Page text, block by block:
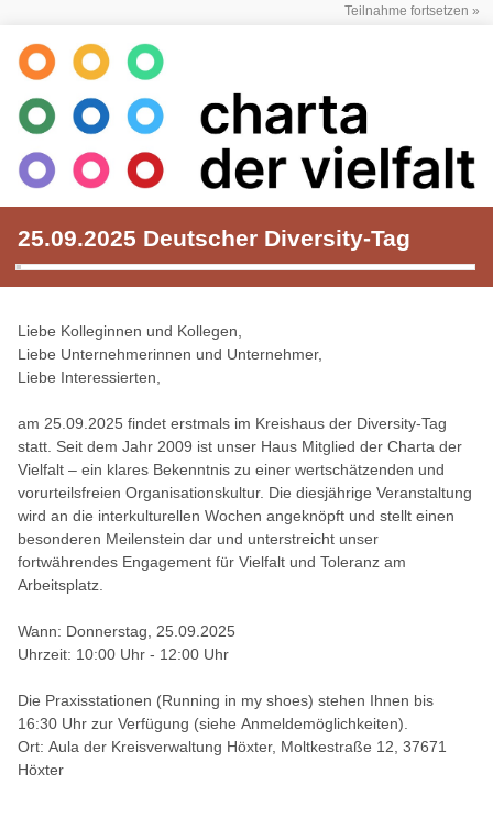
Teilnahme fortsetzen »
25.09.2025 Deutscher Diversity-Tag
Liebe Kolleginnen und Kollegen,
Liebe Unternehmerinnen und Unternehmer,
Liebe Interessierten,
am 25.09.2025 findet erstmals im Kreishaus der Diversity-Tag
statt. Seit dem Jahr 2009 ist unser Haus Mitglied der Charta der
Vielfalt – ein klares Bekenntnis zu einer wertschätzenden und
vorurteilsfreien Organisationskultur. Die diesjährige Veranstaltung
wird an die interkulturellen Wochen angeknöpft und stellt einen
besonderen Meilenstein dar und unterstreicht unser
fortwährendes Engagement für Vielfalt und Toleranz am
Arbeitsplatz.
Wann: Donnerstag, 25.09.2025
Uhrzeit: 10:00 Uhr - 12:00 Uhr
Die Praxisstationen (Running in my shoes) stehen Ihnen bis
16:30 Uhr zur Verfügung (siehe Anmeldemöglichkeiten).
Ort: Aula der Kreisverwaltung Höxter, Moltkestraße 12, 37671
Höxter